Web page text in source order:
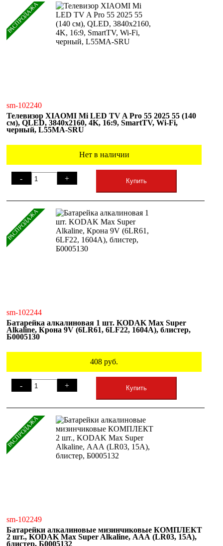
РАСПРОДАЖА
sm-102240
Телевизор XIAOMI Mi LED TV A Pro 55 2025 55 (140
см), QLED, 3840x2160, 4K, 16:9, SmartTV, Wi-Fi,
черный, L55MA-SRU
Нет в наличии
- + Купить
РАСПРОДАЖА
sm-102244
Батарейка алкалиновая 1 шт. KODAK Max Super
Alkaline, Крона 9V (6LR61, 6LF22, 1604A), блистер,
Б0005130
408 руб.
- + Купить
РАСПРОДАЖА
sm-102249
Батарейки алкалиновые мизинчиковые КОМПЛЕКТ
2 шт., KODAK Max Super Alkaline, ААА (LR03, 15А),
блистер, Б0005132